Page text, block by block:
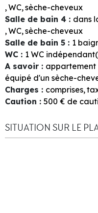
WC sèche-cheveux
Salle de bain 4 : dans
WC sèche-cheveux
Salle de bain 5 : 1
WC : 1 WC
A savoir : appartement
équipé d'un sèche-
Charges : comprises
Caution : 500 € de
SITUATION SUR LE